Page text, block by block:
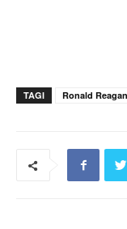
TAGI Ronald Reagan